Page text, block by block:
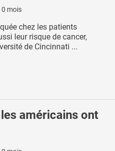
mois
chez les patients
leur risque de cancer,
de Cincinnati ...
américains ont